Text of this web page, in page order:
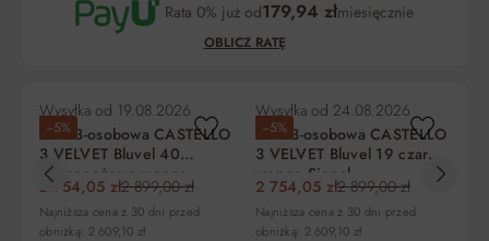
Rata 0% już od179,94 złmiesięcznie
OBLICZ RATĘ
Liczba
rat
Miesięczna
rata
RRSO Do zapłaty
−5%
Wysyłka od 19.08.2026
Sofa 3-osobowa CASTELLO
3 VELVET Bluvel 40
ciemnoeżowa wenge
Signal
2 754,05 zł2 899,00 zł
Najniższa cena z 30 dni przed
obniżką: 2 609,10 zł
−5%
Wysyłka od 24.08.2026
Sofa 3-osobowa CASTELLO
3 VELVET Bluvel 19 czarna
wenge Signal
2 754,05 zł2 899,00 zł
Najniższa cena z 30 dni przed
obniżką: 2 609,10 zł